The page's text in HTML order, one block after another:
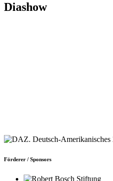
Diashow
Förderer / Sponsors